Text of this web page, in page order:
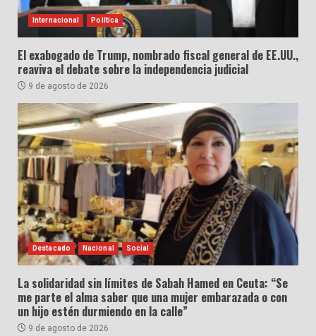
Internacional Política
El exabogado de Trump, nombrado fiscal general de EE.UU.,
reaviva el debate sobre la independencia judicial
9 de agosto de 2026
Destacado Nacional Social
La solidaridad sin límites de Sabah Hamed en Ceuta: “Se
me parte el alma saber que una mujer embarazada o con
un hijo estén durmiendo en la calle”
9 de agosto de 2026